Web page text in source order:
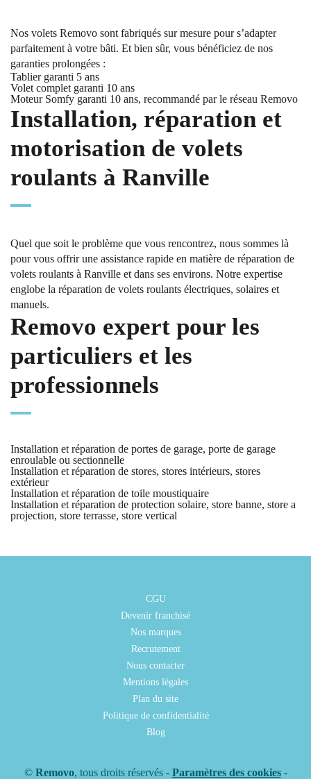
Nos volets Removo sont fabriqués sur mesure pour s’adapter
parfaitement à votre bâti. Et bien sûr, vous bénéficiez de nos
garanties prolongées :
Tablier garanti 5 ans
Volet complet garanti 10 ans
Moteur Somfy garanti 10 ans, recommandé par le réseau Removo
Installation, réparation et
motorisation de volets
roulants à Ranville
Quel que soit le problème que vous rencontrez, nous sommes là
pour vous offrir une assistance rapide en matière de réparation de
volets roulants à Ranville et dans ses environs. Notre expertise
englobe la réparation de volets roulants électriques, solaires et
manuels.
Removo expert pour les
particuliers et les
professionnels
Installation et réparation de portes de garage, porte de garage
enroulable ou sectionnelle
Installation et réparation de stores, stores intérieurs, stores
extérieur
Installation et réparation de toile moustiquaire
Installation et réparation de protection solaire, store banne, store a
projection, store terrasse, store vertical
CGU
Devenir franchisé
Nos marques
Recrutement
Nous contacter
Mentions légales
Plan du site
Politique de confidentialité
Blog
© Removo, tous droits réservés - Paramètres des cookies-